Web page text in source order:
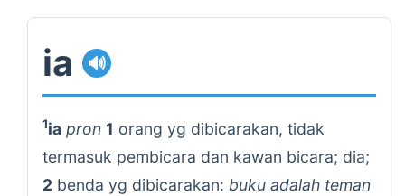
ia 🔊
1ia pron 1 orang yg dibicarakan, tidak
termasuk pembicara dan kawan bicara; dia;
2 benda yg dibicarakan: buku adalah teman